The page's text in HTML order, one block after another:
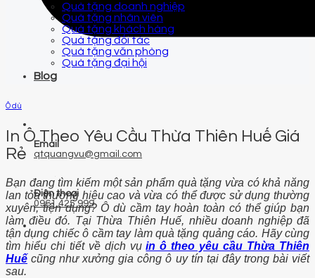
Email
qtquangvu@gmail.com
Điện thoại
0961 425 999
Quà tặng doanh nghiệp
Quà tặng nhân viên
Quà tặng khách hàng
Quà tặng đối tác
Quà tặng văn phòng
Quà tặng đại hội
Blog
Ô dù
In Ô Theo Yêu Cầu Thừa Thiên Huế Giá
Rẻ
Bạn đang tìm kiếm một sản phẩm quà tặng vừa có khả năng
lan tỏa thương hiệu cao và vừa có thể được sử dụng thường
xuyên, tiện dụng? Ô dù cầm tay hoàn toàn có thể giúp bạn
làm điều đó. Tại Thừa Thiên Huế, nhiều doanh nghiệp đã
tận dụng chiếc ô cầm tay làm quà tặng quảng cáo. Hãy cùng
tìm hiểu chi tiết về dịch vụ in ô theo yêu cầu Thừa Thiên
Huế cũng như xưởng gia công ô uy tín tại đây trong bài viết
sau.